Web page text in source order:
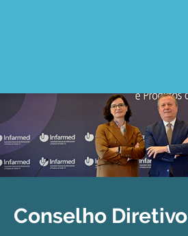
Conselho Diretivo